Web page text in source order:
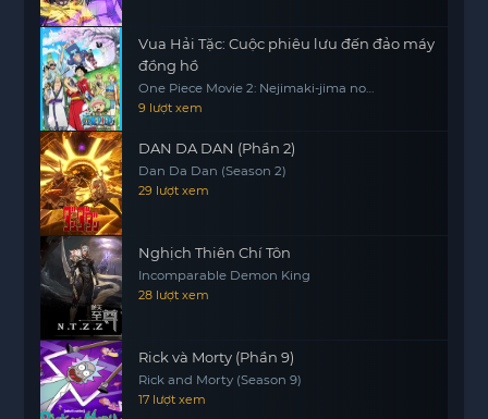
Vua Hải Tặc: Cuộc phiêu lưu đến đảo máy
đồng hồ
One Piece Movie 2: Nejimaki-jima no
Daibouken, One Piece: Nejimakijima no
Bouken, One Piece: Nejimaki Shima no
9 lượt xem
DAN DA DAN (Phần 2)
Dan Da Dan (Season 2)
29 lượt xem
Nghịch Thiên Chí Tôn
Incomparable Demon King
28 lượt xem
Rick và Morty (Phần 9)
Rick and Morty (Season 9)
17 lượt xem